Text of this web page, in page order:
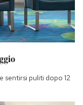
sentirsi puliti dopo 12